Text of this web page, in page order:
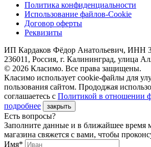
Политика конфиденциальности
Использование файлов-Cookie
Договор оферты
Реквизиты
ИП Кардаков Фёдор Анатольевич, ИНН
236011, Россия, г. Калининград, улица
© 2026 Класимо. Все права защищены.
Класимо использует cookie-файлы для
пользования сайтом. Прододжая
соглашаетесь с Политикой в отношении
подробнее
закрыть
Есть вопросы?
Заполните данные и в ближайшее время
магазина свяжется с вами, чтобы
Имя*